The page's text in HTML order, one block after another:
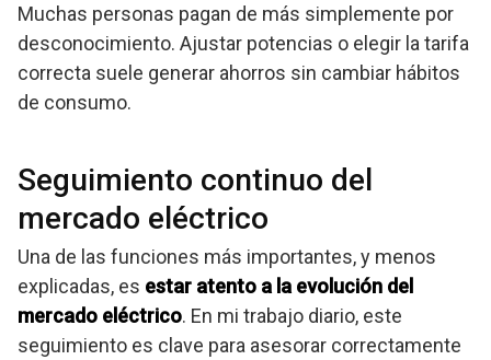
Muchas personas pagan de más simplemente por
desconocimiento. Ajustar potencias o elegir la tarifa
correcta suele generar ahorros sin cambiar hábitos
de consumo.
Seguimiento continuo del
mercado eléctrico
Una de las funciones más importantes, y menos
explicadas, es estar atento a la evolución del
mercado eléctrico. En mi trabajo diario, este
seguimiento es clave para asesorar correctamente